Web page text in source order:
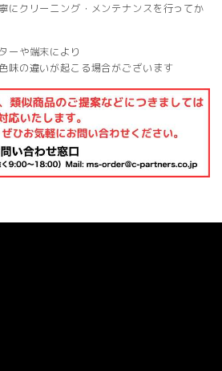
にクリーニング・メンテナンスを行ってか
ーや端末により
味の違いが起こる場合がございます